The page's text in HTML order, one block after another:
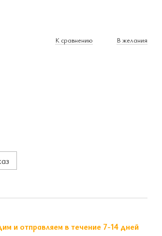
К сравнению В желания
и отправляем в течение 7-14 дней